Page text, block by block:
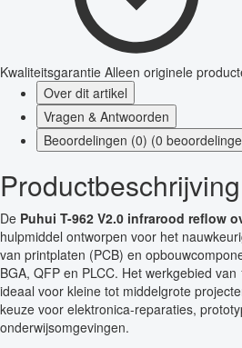
Kwaliteitsgarantie Alleen originele
Over dit artikel
Vragen & Antwoorden
Beoordelingen (0) (0
Productbeschrijving
De Puhui T-962 V2.0 infrarood reflow
hulpmiddel ontworpen voor het
van printplaten (PCB) en
BGA, QFP en PLCC. Het werkgebied
ideaal voor kleine tot middelgrote
keuze voor elektronica-reparaties,
onderwijsomgevingen.